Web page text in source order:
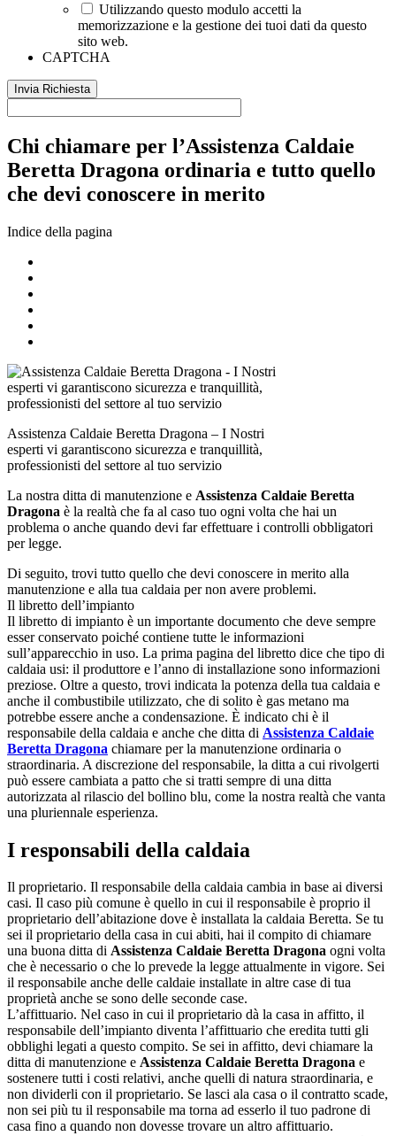
Utilizzando questo modulo accetti la
memorizzazione e la gestione dei tuoi dati da questo
sito web.
CAPTCHA
Chi chiamare per l’Assistenza Caldaie
Beretta Dragona ordinaria e tutto quello
che devi conoscere in merito
Indice della pagina
Assistenza Caldaie Beretta Dragona – I Nostri
esperti vi garantiscono sicurezza e tranquillità,
professionisti del settore al tuo servizio
La nostra ditta di manutenzione e Assistenza Caldaie Beretta
Dragona è la realtà che fa al caso tuo ogni volta che hai un
problema o anche quando devi far effettuare i controlli obbligatori
per legge.
Di seguito, trovi tutto quello che devi conoscere in merito alla
manutenzione e alla tua caldaia per non avere problemi.
Il libretto dell’impianto
Il libretto di impianto è un importante documento che deve sempre
esser conservato poiché contiene tutte le informazioni
sull’apparecchio in uso. La prima pagina del libretto dice che tipo di
caldaia usi: il produttore e l’anno di installazione sono informazioni
preziose. Oltre a questo, trovi indicata la potenza della tua caldaia e
anche il combustibile utilizzato, che di solito è gas metano ma
potrebbe essere anche a condensazione. È indicato chi è il
responsabile della caldaia e anche che ditta di Assistenza Caldaie
Beretta Dragona chiamare per la manutenzione ordinaria o
straordinaria. A discrezione del responsabile, la ditta a cui rivolgerti
può essere cambiata a patto che si tratti sempre di una ditta
autorizzata al rilascio del bollino blu, come la nostra realtà che vanta
una pluriennale esperienza.
I responsabili della caldaia
Il proprietario. Il responsabile della caldaia cambia in base ai diversi
casi. Il caso più comune è quello in cui il responsabile è proprio il
proprietario dell’abitazione dove è installata la caldaia Beretta. Se tu
sei il proprietario della casa in cui abiti, hai il compito di chiamare
una buona ditta di Assistenza Caldaie Beretta Dragona ogni volta
che è necessario o che lo prevede la legge attualmente in vigore. Sei
il responsabile anche delle caldaie installate in altre case di tua
proprietà anche se sono delle seconde case.
L’affittuario. Nel caso in cui il proprietario dà la casa in affitto, il
responsabile dell’impianto diventa l’affittuario che eredita tutti gli
obblighi legati a questo compito. Se sei in affitto, devi chiamare la
ditta di manutenzione e Assistenza Caldaie Beretta Dragona e
sostenere tutti i costi relativi, anche quelli di natura straordinaria, e
non dividerli con il proprietario. Se lasci ala casa o il contratto scade,
non sei più tu il responsabile ma torna ad esserlo il tuo padrone di
casa fino a quando non dovesse trovare un altro affittuario.